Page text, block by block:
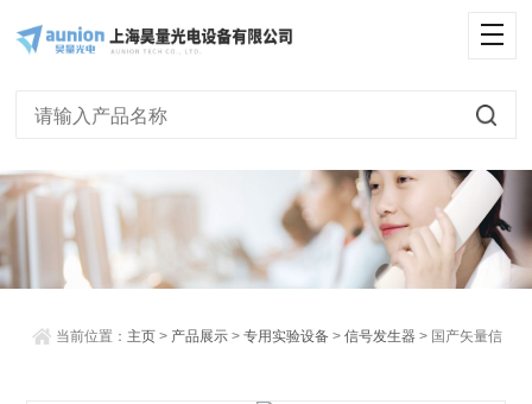
当前位置： 主页 > 产品展示 >专用实验设备 >信号发生器 > 国产矢量信